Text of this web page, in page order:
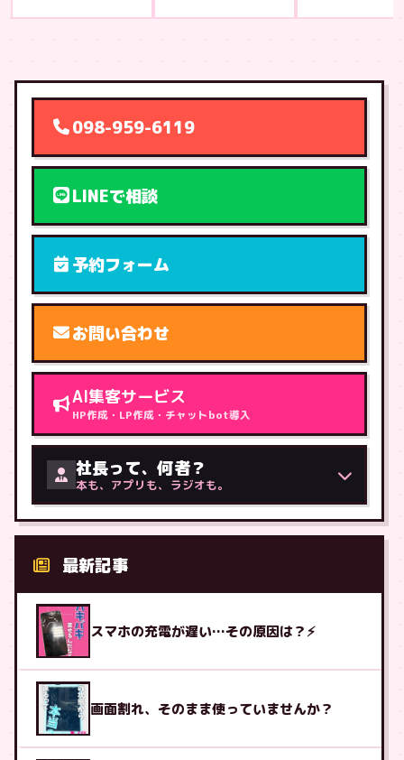
098-959-6119
LINEで相談
予約フォーム
お問い合わせ
AI集客サービス
HP作成・LP作成・チャットbot導入
社長って、何者？
本も、アプリも、ラジオも。
最新記事
スマホの充電が遅い…その原因は？⚡
画面割れ、そのまま使っていませんか？